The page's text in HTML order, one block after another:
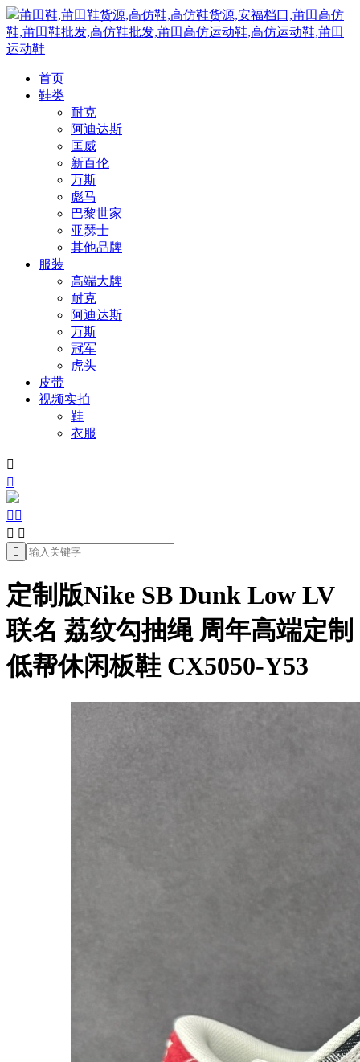
莆田鞋,莆田鞋货源,高仿鞋,高仿鞋货源,安福档口,莆田高仿
鞋,莆田鞋批发,高仿鞋批发,莆田高仿运动鞋,高仿运动鞋,莆田
运动鞋
首页
鞋类
耐克
阿迪达斯
匡威
新百伦
万斯
彪马
巴黎世家
亚瑟士
其他品牌
服装
高端大牌
耐克
阿迪达斯
万斯
冠军
虎头
皮带
视频实拍
鞋
衣服


 
 

定制版Nike SB Dunk Low LV
联名 荔纹勾抽绳 周年高端定制
低帮休闲板鞋 CX5050-Y53